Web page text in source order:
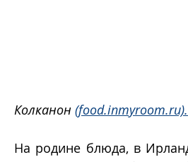
Колканон (food.inmyroom.ru).
На родине блюда, в